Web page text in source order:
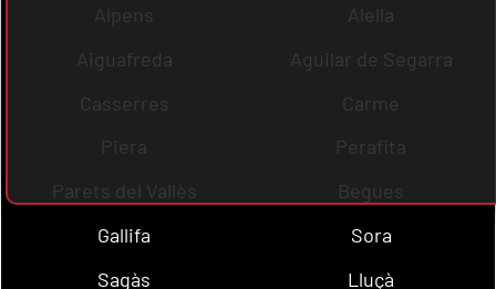
Alpens
Alella
Aiguafreda
Aguilar de Segarra
Casserres
Carme
Piera
Perafita
Parets del Vallès
Begues
Gallifa
Sora
Sagàs
Lluçà